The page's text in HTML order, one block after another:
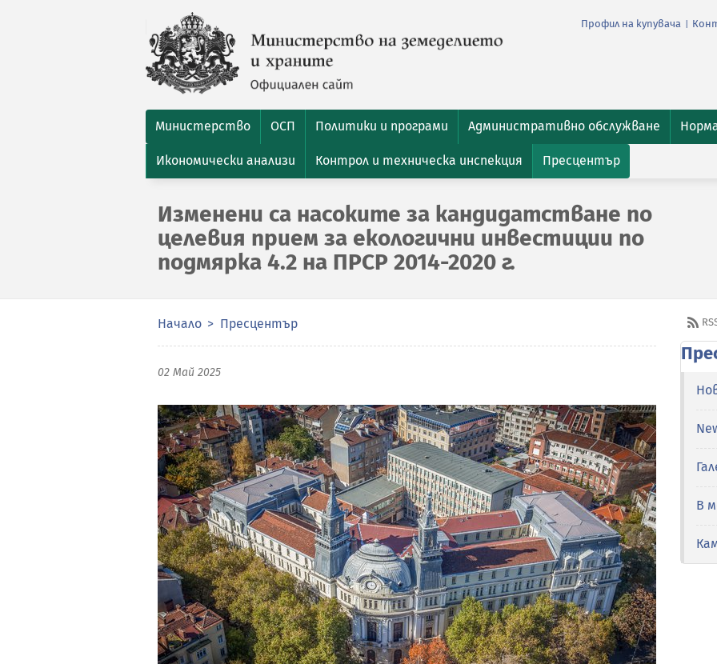
Профил на купувача
Министерство ОСП Политики и програми Административно обслужване
Икономически анализи Контрол и техническа инспекция Пресцентър
Изменени са насоките за кандидатстване по
целевия прием за екологични инвестиции по
подмярка 4.2 на ПРСР 2014-2020 г.
Начало Пресцентър
02 Май 2025
В